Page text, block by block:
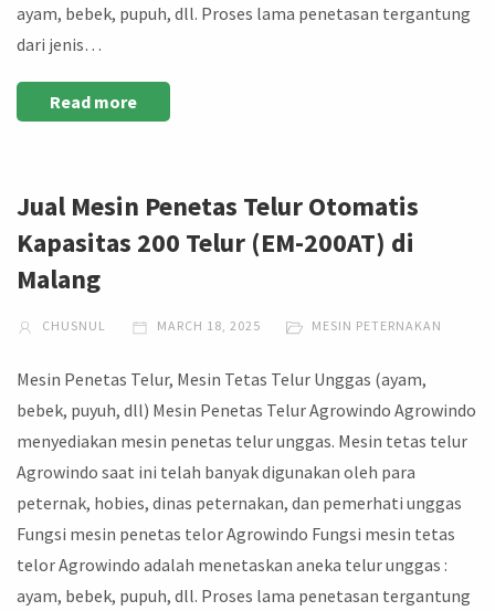
ayam, bebek, pupuh, dll. Proses lama penetasan tergantung
dari jenis…
Read more
Jual Mesin Penetas Telur Otomatis
Kapasitas 200 Telur (EM-200AT) di
Malang
CHUSNUL MARCH 18, 2025 MESIN PETERNAKAN
Mesin Penetas Telur, Mesin Tetas Telur Unggas (ayam,
bebek, puyuh, dll) Mesin Penetas Telur Agrowindo Agrowindo
menyediakan mesin penetas telur unggas. Mesin tetas telur
Agrowindo saat ini telah banyak digunakan oleh para
peternak, hobies, dinas peternakan, dan pemerhati unggas
Fungsi mesin penetas telor Agrowindo Fungsi mesin tetas
telor Agrowindo adalah menetaskan aneka telur unggas :
ayam, bebek, pupuh, dll. Proses lama penetasan tergantung